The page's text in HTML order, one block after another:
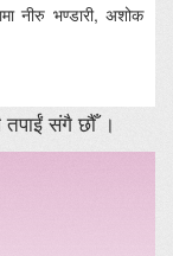
नीरु भण्डारी, अशोक
तपाईं संगै छौँ ।